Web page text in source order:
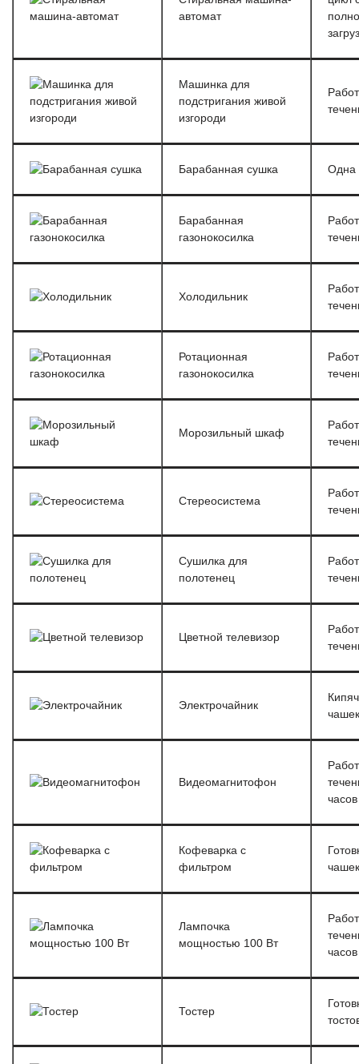
автомат
Машинка для
подстригания живой
изгороди
Барабанная сушка Одна
Барабанная
газонокосилка
Холодильник
Ротационная
газонокосилка
Морозильный шкаф
Стереосистема
Сушилка для
полотенец
Цветной телевизор
Электрочайник
чашек
Видеомагнитофон
часов
Кофеварка с
фильтром
Лампочка
мощностью 100 Вт
часов
Тостер